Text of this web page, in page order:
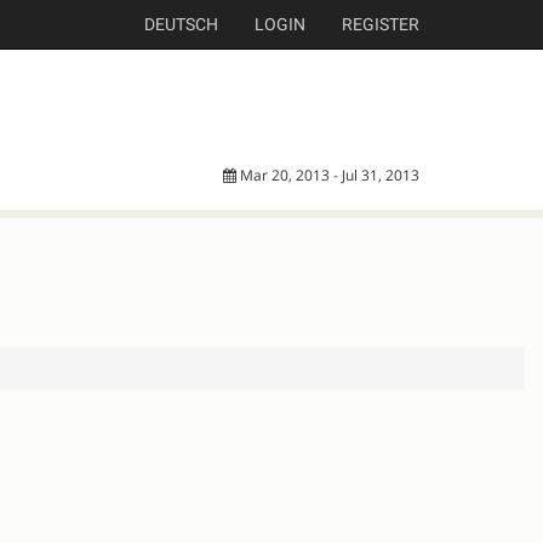
DEUTSCH LOGIN REGISTER
Mar 20, 2013 - Jul 31, 2013